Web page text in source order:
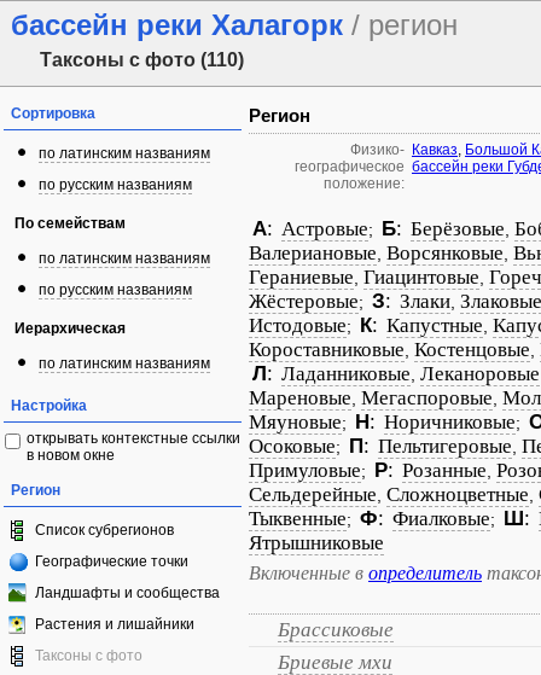
бассейн реки Халагорк / регион
Таксоны с фото (110)
Сортировка
по латинским названиям
по русским названиям
По семействам
по латинским названиям
по русским названиям
Иерархическая
по латинским названиям
Настройка
открывать контекстные ссылки
в новом окне
Регион
Список субрегионов
Географические точки
Ландшафты и сообщества
Растения и лишайники
Таксоны с фото
Регион
Физико-
географическое
положение:
Кавказ, Большой
бассейн реки
А: Астровые; Б: Берёзовые
Валериановые Ворсянковые
Гераниевые Гиацинтовые
Жёстеровые; З: Злаки Злаковые
Истодовые; К: Капустные
Короставниковые Костенцовые
Л: Ладанниковые Леканоровые
Мареновые Мегаспоровые
Мяуновые; Н: Норичниковые;
Осоковые; П: Пельтигеровые
Примуловые; Р: Розанные
Сельдерейные Сложноцветные
Тыквенные; Ф: Фиалковые; Ш:
Ятрышниковые
Включенные в определитель
Брассиковые
Бриевые мхи